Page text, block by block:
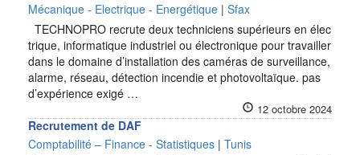
Mécanique - Electrique - Energétique | Sfax
TECHNOPRO recrute deux techniciens supérieurs en élec
trique, informatique industriel ou électronique pour travailler
dans le domaine d’installation des caméras de surveillance,
alarme, réseau, détection incendie et photovoltaïque. pas
d’expérience exigé …
12 octobre 2024
Recrutement de DAF
Comptabilité – Finance - Statistiques | Tunis